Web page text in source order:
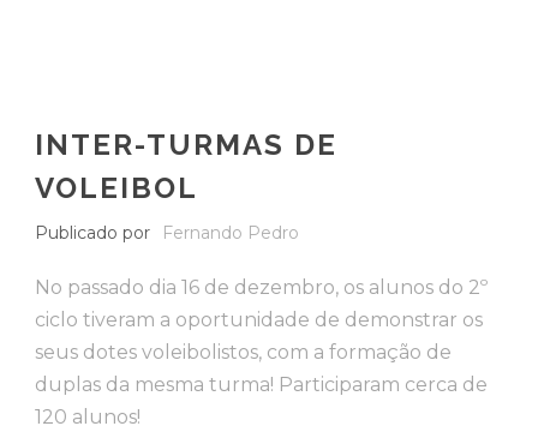
INTER-TURMAS DE
VOLEIBOL
Publicado por Fernando Pedro
No passado dia 16 de dezembro, os alunos do 2º
ciclo tiveram a oportunidade de demonstrar os
seus dotes voleibolistos, com a formação de
duplas da mesma turma! Participaram cerca de
120 alunos!